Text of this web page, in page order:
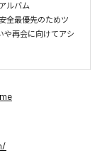
ルバム
全最優先のためツ
や再会に向けてアシ